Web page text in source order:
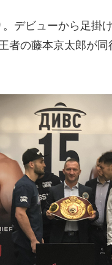
デビューから足掛
の藤本京太郎が